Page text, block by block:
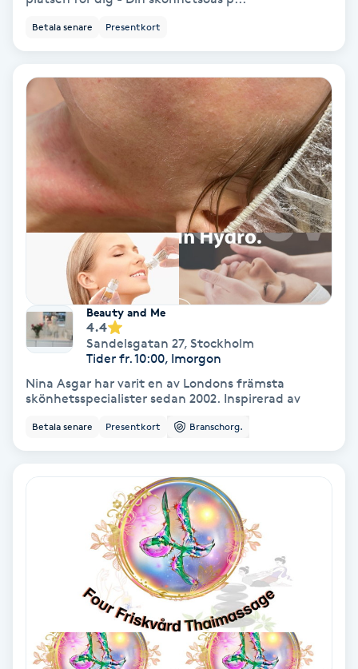
Hyaluronsyra
Hyperhidros
Hårborttagning
Hårbottenbehandling
Hårförlängning
Hälsa
Idrottsmassage
IPL hårborttagning
Betala senare Presentkort
Beauty and Me
4.4
Sandelsgatan 27, Stockholm
Tider fr. 10:00, Imorgon
Nina Asgar har varit en av Londons främsta
skönhetsspecialister sedan 2002. Inspirerad av
Betala senare Presentkort Branschorg.